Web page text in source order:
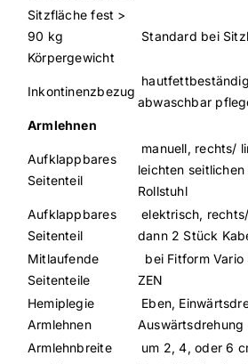
Sitzfläche fest >
90 kg
Körpergewicht
Standard bei
Inkontinenzbezug
abwaschbar
Armlehnen
Aufklappbares
Seitenteil
manuell, rechts/
leichten
Rollstuhl
Aufklappbares
Seitenteil
elektrisch,
dann 2 Stück
Mitlaufende
Seitenteile
bei Fitform
ZEN
Hemiplegie
Armlehnen
Eben,
Auswärtsdrehung
Armlehnbreite
um 2, 4, oder 6